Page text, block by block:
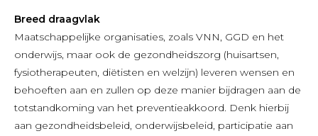
Breed draagvlak
Maatschappelijke organisaties, zoals VNN, GGD en het
onderwijs, maar ook de gezondheidszorg (huisartsen,
fysiotherapeuten, diëtisten en welzijn) leveren wensen en
behoeften aan en zullen op deze manier bijdragen aan de
totstandkoming van het preventieakkoord. Denk hierbij
aan gezondheidsbeleid, onderwijsbeleid, participatie aan